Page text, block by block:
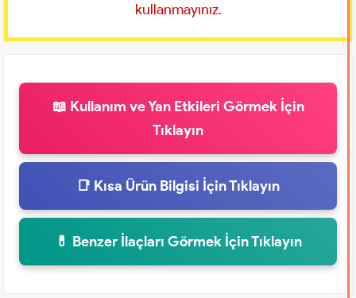
kullanmayınız.
📖 Kullanım ve Yan Etkileri Görmek İçin
Tıklayın
📑 Kısa Ürün Bilgisi İçin Tıklayın
💊 Benzer İlaçları Görmek İçin Tıklayın